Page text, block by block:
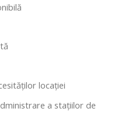
locației
a stațiilor de